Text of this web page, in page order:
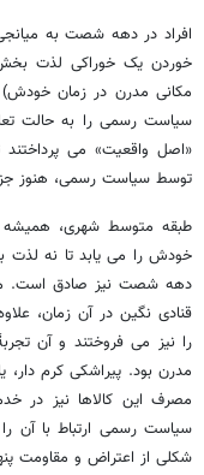
افراد در دهه شصت به
خوردن یک خوراکی لذت بخش
مکانی مدرن در زمان خودش)
سیاست رسمی را به حالت
«اصل واقعیت» می پرداختند
توسط سیاست رسمی، هنوز
طبقه متوسط شهری،
خودش را می یابد تا نه لذت
دهه شصت نیز صادق است.
قنادی نگین در آن زمان،
را نیز می فروختند و آن
مدرن بود. پیراشکی کرم دار،
مصرف این کالاها نیز در
سیاست رسمی ارتباط با آن
شکلی از اعتراض و مقاومت